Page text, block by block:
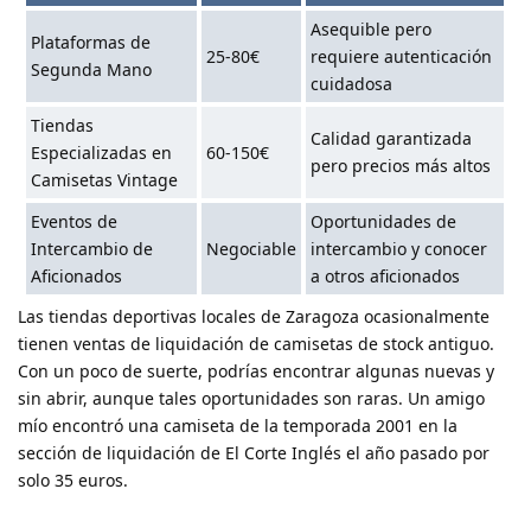
Plataformas de
Segunda Mano
25-80€
Asequible pero
requiere autenticación
cuidadosa
Tiendas
Especializadas en
Camisetas Vintage
60-150€
Calidad garantizada
pero precios más altos
Eventos de
Intercambio de
Aficionados
Negociable
Oportunidades de
intercambio y conocer
a otros aficionados
Las tiendas deportivas locales de Zaragoza ocasionalmente
tienen ventas de liquidación de camisetas de stock antiguo.
Con un poco de suerte, podrías encontrar algunas nuevas y
sin abrir, aunque tales oportunidades son raras. Un amigo
mío encontró una camiseta de la temporada 2001 en la
sección de liquidación de El Corte Inglés el año pasado por
solo 35 euros.